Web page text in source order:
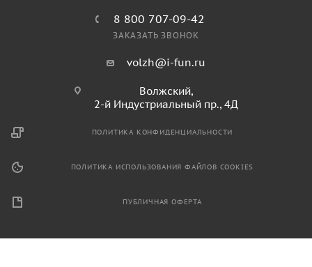
8 800 707-09-42
ЗАКАЗАТЬ ЗВОНОК
volzh@i-fun.ru
Волжский,
2-й Индустриальный пр., 4Д
ПОЛИТИКА КОНФИДЕНЦИАЛЬНОСТИ
ПОЛИТИКА ИСПОЛЬЗОВАНИЯ ФАЙЛОВ COOKIES
ПУБЛИЧНАЯ ОФЕРТА